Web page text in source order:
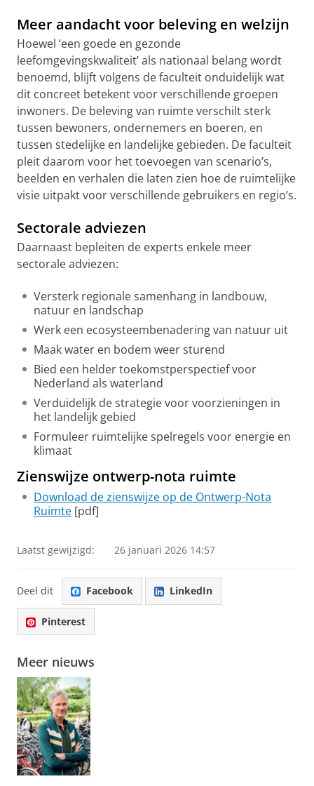
Meer aandacht voor beleving en welzijn
Hoewel ‘een goede en gezonde
leefomgevingskwaliteit’ als nationaal belang wordt
benoemd, blijft volgens de faculteit onduidelijk wat
dit concreet betekent voor verschillende groepen
inwoners. De beleving van ruimte verschilt sterk
tussen bewoners, ondernemers en boeren, en
tussen stedelijke en landelijke gebieden. De faculteit
pleit daarom voor het toevoegen van scenario’s,
beelden en verhalen die laten zien hoe de ruimtelijke
visie uitpakt voor verschillende gebruikers en regio’s.
Sectorale adviezen
Daarnaast bepleiten de experts enkele meer
sectorale adviezen:
Versterk regionale samenhang in landbouw,
natuur en landschap
Werk een ecosysteembenadering van natuur uit
Maak water en bodem weer sturend
Bied een helder toekomstperspectief voor
Nederland als waterland
Verduidelijk de strategie voor voorzieningen in
het landelijk gebied
Formuleer ruimtelijke spelregels voor energie en
klimaat
Zienswijze ontwerp-nota ruimte
Download de zienswijze op de Ontwerp-Nota
Ruimte [pdf]
Laatst gewijzigd: 26 januari 2026 14:57
Deel dit Facebook LinkedIn
Pinterest
Meer nieuws